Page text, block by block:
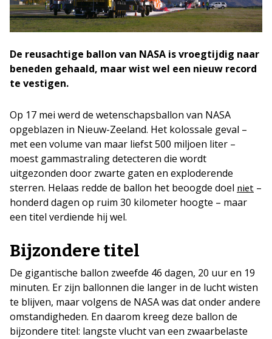
De reusachtige ballon van NASA is vroegtijdig naar
beneden gehaald, maar wist wel een nieuw record
te vestigen.
Op 17 mei werd de wetenschapsballon van NASA
opgeblazen in Nieuw-Zeeland. Het kolossale geval –
met een volume van maar liefst 500 miljoen liter –
moest gammastraling detecteren die wordt
uitgezonden door zwarte gaten en exploderende
sterren. Helaas redde de ballon het beoogde doel niet –
honderd dagen op ruim 30 kilometer hoogte – maar
een titel verdiende hij wel.
Bijzondere titel
De gigantische ballon zweefde 46 dagen, 20 uur en 19
minuten. Er zijn ballonnen die langer in de lucht wisten
te blijven, maar volgens de NASA was dat onder andere
omstandigheden. En daarom kreeg deze ballon de
bijzondere titel: langste vlucht van een zwaarbelaste